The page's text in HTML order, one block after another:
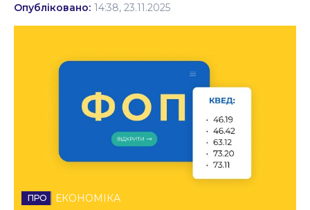
Політика
Соціум
Стиль життя
Втрачений Ужгород
Опубліковано: 14:38, 23.11.2025
ЕКОНОМІКА